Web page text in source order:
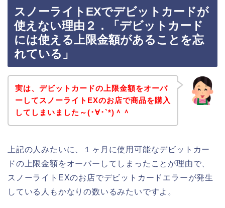
スノーライトEXでデビットカードが
使えない理由２．「デビットカード
には使える上限金額があることを忘
れている」
実は、デビットカードの上限金額をオーバ
ーしてスノーライトEXのお店で商品を購入
してしまいました～(･∀･`*)＾＾
上記の人みたいに、１ヶ月に使用可能なデビットカー
ドの上限金額をオーバーしてしまったことが理由で、
スノーライトEXのお店でデビットカードエラーが発生
している人もかなりの数いるみたいですよ。